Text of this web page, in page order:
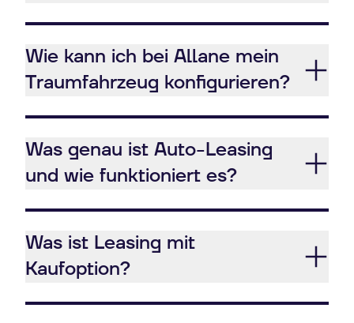
Wie kann ich bei Allane mein
Traumfahrzeug konfigurieren?
Was genau ist Auto-Leasing
und wie funktioniert es?
Was ist Leasing mit
Kaufoption?